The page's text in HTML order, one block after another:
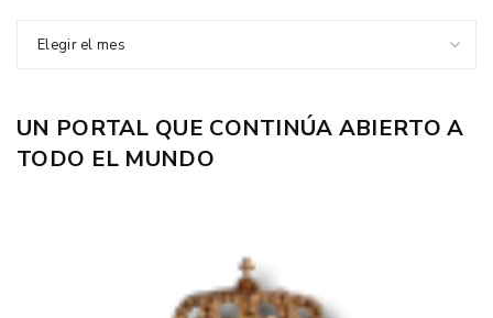
Elegir el mes
UN PORTAL QUE CONTINÚA ABIERTO A
TODO EL MUNDO